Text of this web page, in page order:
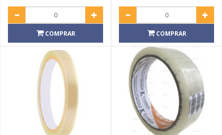
COMPRAR COMPRAR